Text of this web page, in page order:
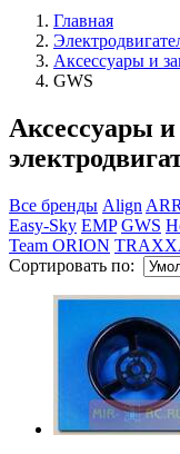
Главная
Аксессуары и
GWS
Аксессуары
Все бренды Align
Easy-Sky EMP GWS
Team ORION
Сортировать по: